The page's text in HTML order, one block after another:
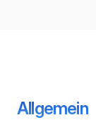
Allgemein